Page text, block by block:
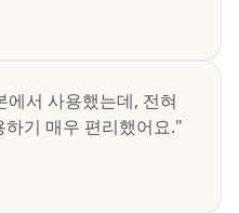
서 사용했는데, 전혀
기 매우 편리했어요."